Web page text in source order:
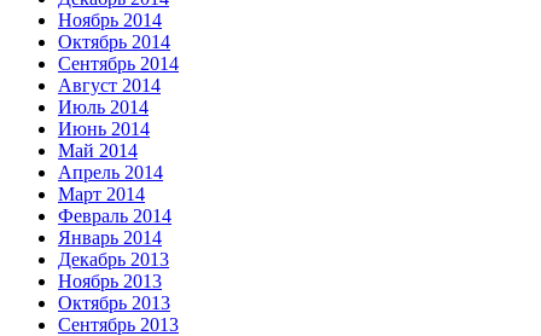
Ноябрь 2014
Октябрь 2014
Сентябрь 2014
Август 2014
Июль 2014
Июнь 2014
Май 2014
Апрель 2014
Март 2014
Февраль 2014
Январь 2014
Декабрь 2013
Ноябрь 2013
Октябрь 2013
Сентябрь 2013